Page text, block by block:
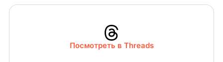
Посмотреть в Threads